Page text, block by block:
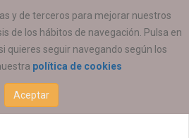
y de terceros para mejorar nuestros
de los hábitos de navegación. Pulsa en
quieres seguir navegando según los
política de cookies
Aceptar